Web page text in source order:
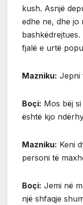
kush. Asnjë
edhe ne, dhe jo
fjalë e urtë
Mazniku: Jepni
Boçi: Mos bëj
është kjo
Mazniku: Keni
personi të
Boçi: Jemi në
një shfaqje